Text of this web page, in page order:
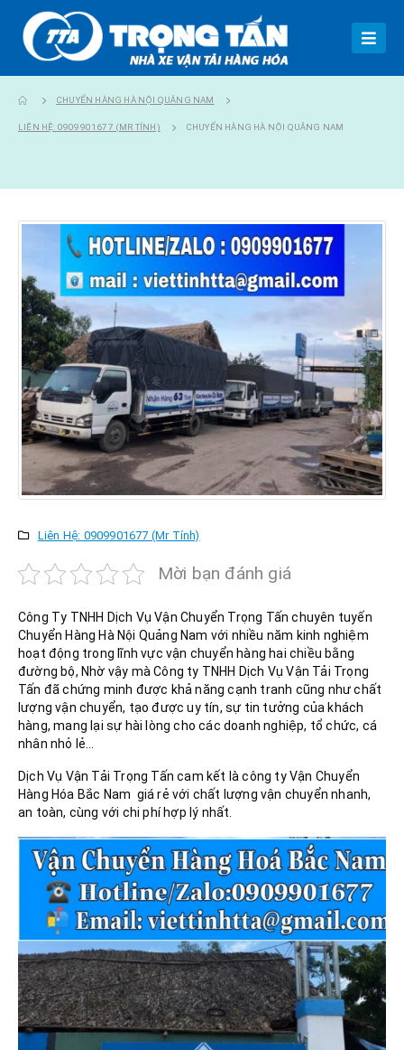
CHUYỂN HÀNG HÀ NỘI QUẢNG NAM
LIÊN HỆ: 0909901677 (MR TÍNH) CHUYỂN HÀNG HÀ NỘI QUẢNG NAM
Liên Hệ: 0909901677 (Mr Tính)
Mời bạn đánh giá
Công Ty TNHH Dịch Vụ Vận Chuyển Trọng Tấn chuyên tuyến
Chuyển Hàng Hà Nội Quảng Nam với nhiều năm kinh nghiệm
hoạt động trong lĩnh vực vận chuyển hàng hai chiều bằng
đường bộ, Nhờ vậy mà Công ty TNHH Dịch Vụ Vận Tải Trọng
Tấn đã chứng minh được khả năng cạnh tranh cũng như chất
lượng vận chuyển, tạo được uy tín, sự tin tưởng của khách
hàng, mang lại sự hài lòng cho các doanh nghiệp, tổ chức, cá
nhân nhỏ lẻ…
Dịch Vụ Vận Tải Trọng Tấn cam kết là công ty Vận Chuyển
Hàng Hóa Bắc Nam giá rẻ với chất lượng vận chuyển nhanh,
an toàn, cùng với chi phí hợp lý nhất.